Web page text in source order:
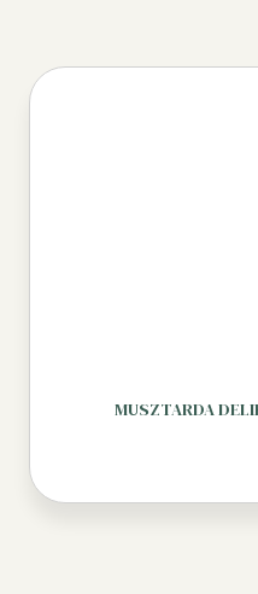
MUSZTARDA